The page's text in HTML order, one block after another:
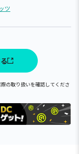
ツ
の取り扱いを確認してくださ